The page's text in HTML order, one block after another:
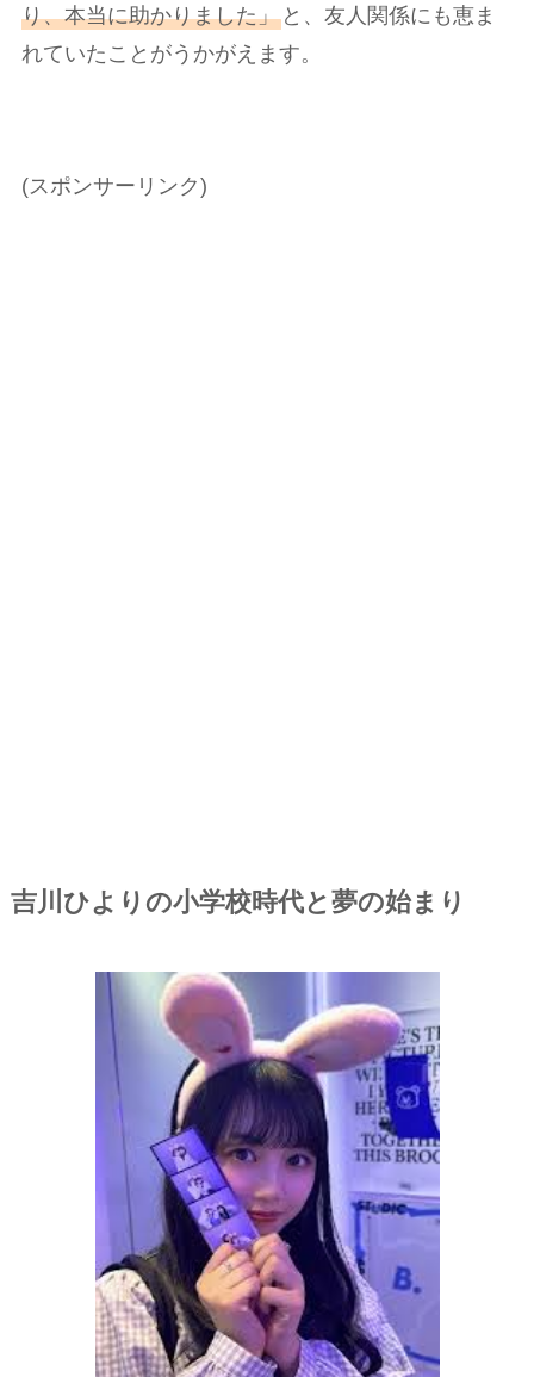
り、本当に助かりました」と、友人関係にも恵ま
れていたことがうかがえます。
(スポンサーリンク)
吉川ひよりの小学校時代と夢の始まり